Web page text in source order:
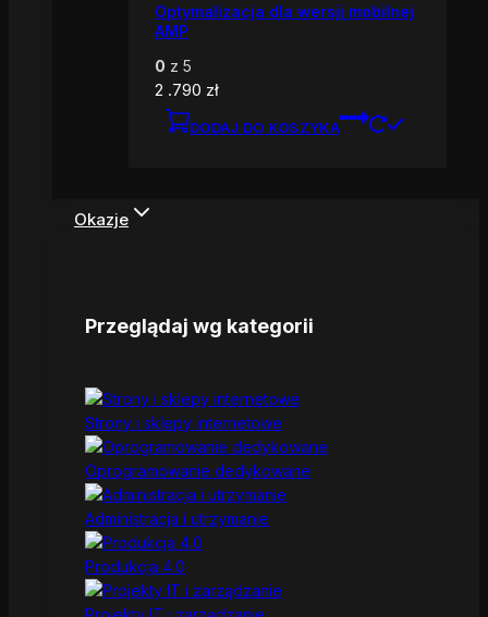
Optymalizacja dla wersji mobilnej
AMP
0 z 5
2 .790 zł
DODAJ DO KOSZYKA
Okazje
Przeglądaj wg kategorii
Strony i sklepy internetowe
Oprogramowanie dedykowane
Administracja i utrzymanie
Produkcja 4.0